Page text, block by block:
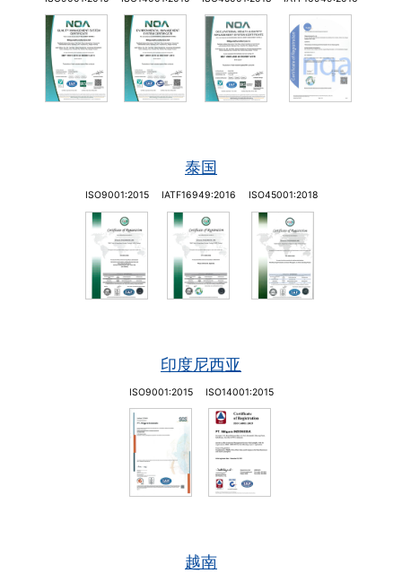
泰国
ISO9001:2015 IATF16949:2016 ISO45001:2018
印度尼西亚
ISO9001:2015 ISO14001:2015
越南